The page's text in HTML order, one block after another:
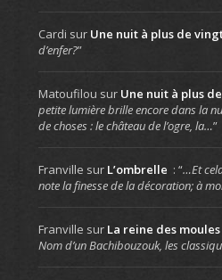
Cardi sur Une nuit à plus de
d’enfer?”
Matoufilou sur Une nuit à plus
petite lumière brille encore dans la
de choses : le château de l’ogre, la…”
Franville sur L’ombrelle : “…Et
note la finesse de la décoration; à
Franville sur La reine des moules
Nom d’un Bachibouzouk, les